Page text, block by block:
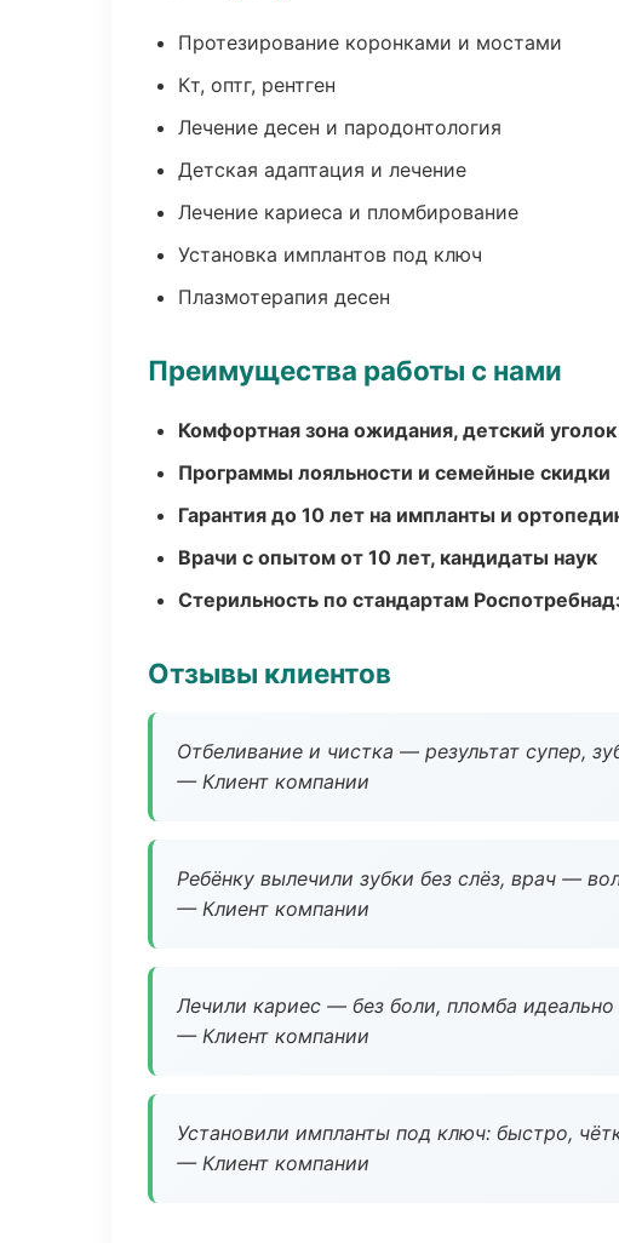
Протезирование коронками и мостами
Кт, оптг, рентген
Лечение десен и пародонтология
Детская адаптация и лечение
Лечение кариеса и пломбирование
Установка имплантов под ключ
Плазмотерапия десен
Преимущества работы с нами
Комфортная зона ожидания, детский уголок
Программы лояльности и семейные скидки
Гарантия до 10 лет на импланты и
Врачи с опытом от 10 лет, кандидаты наук
Стерильность по стандартам
Отзывы клиентов
Отбеливание и чистка — результат супер,
— Клиент компании
Ребёнку вылечили зубки без слёз, врач —
— Клиент компании
Лечили кариес — без боли, пломба идеально
— Клиент компании
Установили импланты под ключ: быстро,
— Клиент компании